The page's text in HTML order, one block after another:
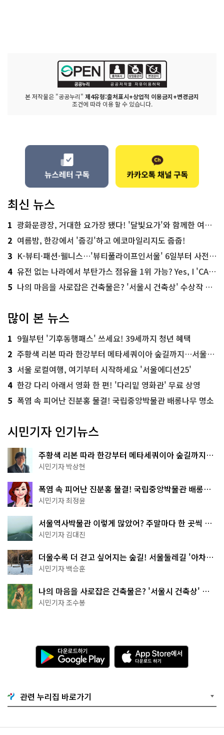
본 저작물은 "공공누리" 제4유형:출처표시+상업적 이용금지+변경금지
조건에 따라 이용 할 수 있습니다.
최신 뉴스
1 광화문광장, 거대한 요가장 됐다! '달빛요가'와 함께한 여름밤 힐링
2 여름밤, 한강에서 '줍깅'하고 에코마일리지도 줍줍!
3 K-뷰티·패션·웰니스…'뷰티풀라이프인서울' 6일부터 사전 예약
4 유전 없는 나라에서 부탄가스 점유율 1위 가능? Yes, I 'CAN'
5 나의 마음을 사로잡은 건축물은? '서울시 건축상' 수상작 공개!
많이 본 뉴스
1 9월부턴 '기후동행패스' 쓰세요! 39세까지 청년 혜택
2 주황색 리본 따라 한강부터 메타세쿼이아 숲길까지…서울둘레길 15코스
3 서울 로컬여행, 여기부터 시작하세요 '서울에디션25'
4 한강 다리 아래서 영화 한 편! '다리밑 영화관' 무료 상영
5 폭염 속 피어난 진분홍 물결! 국립중앙박물관 배롱나무 명소
시민기자 인기뉴스
주황색 리본 따라 한강부터 메타세쿼이아 숲길까지…
서울둘레길 15코스
시민기자 박상현
폭염 속 피어난 진분홍 물결! 국립중앙박물관 배롱나
무 명소
시민기자 최정윤
서울역사박물관 이렇게 많았어? 주말마다 한 곳씩 떠
나는 역사 산책
시민기자 김대진
더울수록 더 걷고 싶어지는 숲길! 서울둘레길 '아차산
코스'
시민기자 백승훈
나의 마음을 사로잡은 건축물은? '서울시 건축상' 수
상작 공개!
시민기자 조수봉
다
운
로
기
G
o
g
A
p
p
e
서
관련 누리집 바로가기